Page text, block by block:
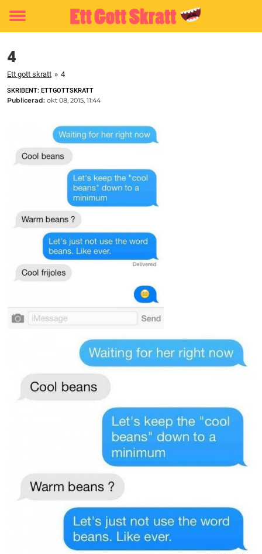
Toggle
4
Ett gott skratt » 4
SKRIBENT: ETTGOTTSKRATT
Publicerad: okt 08, 2015, 11:44